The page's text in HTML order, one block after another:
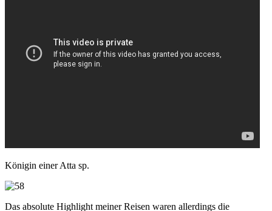
Königin einer Atta sp.
Das absolute Highlight meiner Reisen waren allerdings die